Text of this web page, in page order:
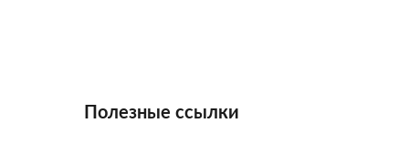
Полезные ссылки